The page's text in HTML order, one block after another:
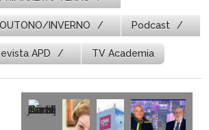
INVERNO Podcast
APD TV Academia